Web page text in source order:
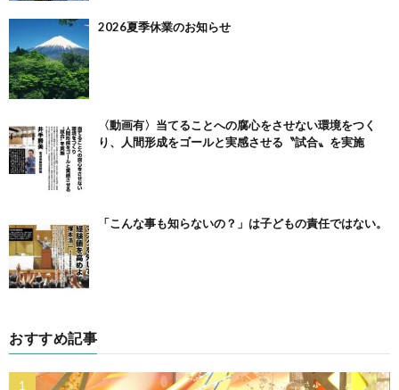
2026夏季休業のお知らせ
〈動画有〉当てることへの腐心をさせない環境をつく
り、人間形成をゴールと実感させる〝試合〟を実施
「こんな事も知らないの？」は子どもの責任ではない。
おすすめ記事